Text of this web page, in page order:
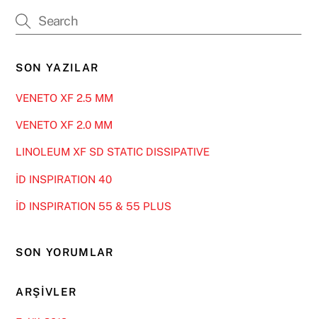
SON YAZILAR
VENETO XF 2.5 MM
VENETO XF 2.0 MM
LINOLEUM XF SD STATIC DISSIPATIVE
İD INSPIRATION 40
İD INSPIRATION 55 & 55 PLUS
SON YORUMLAR
ARŞIVLER